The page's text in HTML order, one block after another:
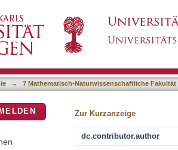
Fock approach
→ 7 Mathematisch-Naturwissenschaftliche Fakultät
Zur Kurzanzeige
dc.contributor.author